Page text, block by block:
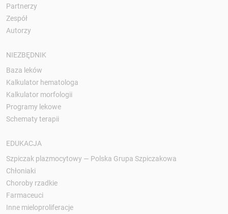
Partnerzy
Zespół
Autorzy
NIEZBĘDNIK
Baza leków
Kalkulator hematologa
Kalkulator morfologii
Programy lekowe
Schematy terapii
EDUKACJA
Szpiczak plazmocytowy — Polska Grupa Szpiczakowa
Chłoniaki
Choroby rzadkie
Farmaceuci
Inne mieloproliferacje